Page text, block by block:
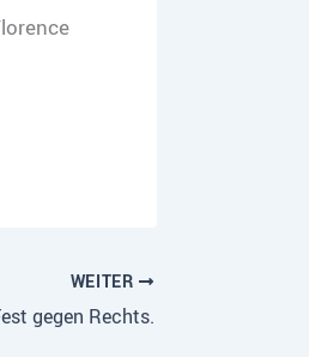
WEITER
gegen Rechts.